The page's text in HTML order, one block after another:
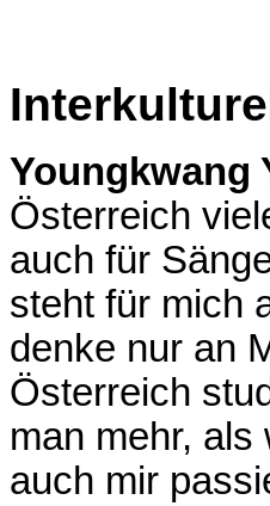
Youngkwang
Österreich
auch für
steht für mich
denke nur an
Österreich
man mehr,
auch mir